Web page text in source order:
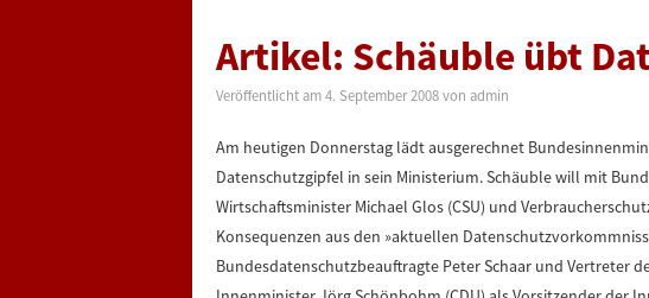
Artikel: Schäuble übt
Veröffentlicht am 4. September 2008 von admin
Am heutigen Donnerstag lädt ausgerechnet
Datenschutzgipfel in sein Ministerium. Schäuble will mit
Wirtschaftsminister Michael Glos (CSU) und
Konsequenzen aus den »aktuellen
Bundesdatenschutzbeauftragte Peter Schaar und Vertreter